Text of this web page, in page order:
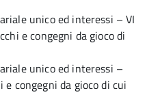
unico ed interessi – VI
e congegni da gioco di
unico ed interessi –
congegni da gioco di cui